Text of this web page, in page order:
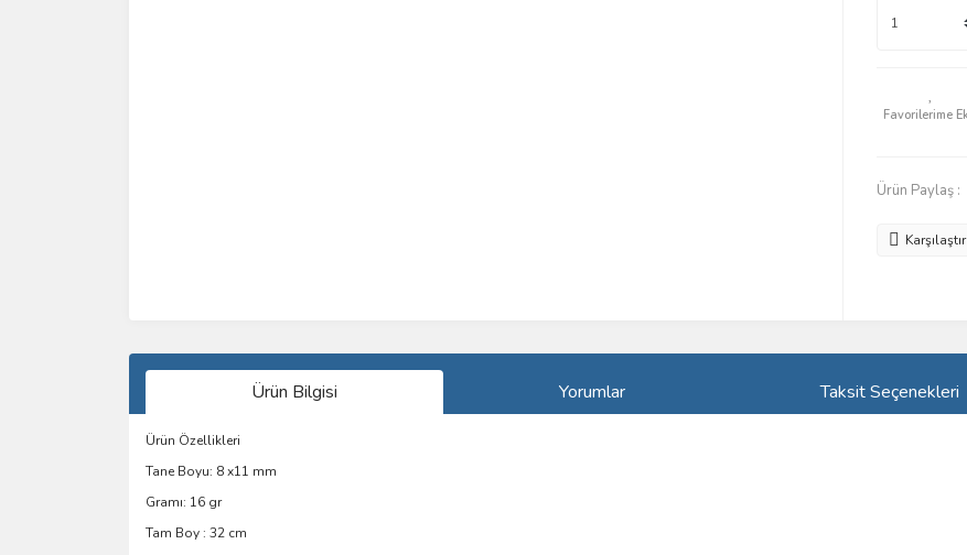
Ürün Paylaş :
Karşılaştır
Ürün Bilgisi Yorumlar Taksit Seçenekleri
Ürün Özellikleri
Tane Boyu: 8 x11 mm
Gramı: 16 gr
Tam Boy : 32 cm